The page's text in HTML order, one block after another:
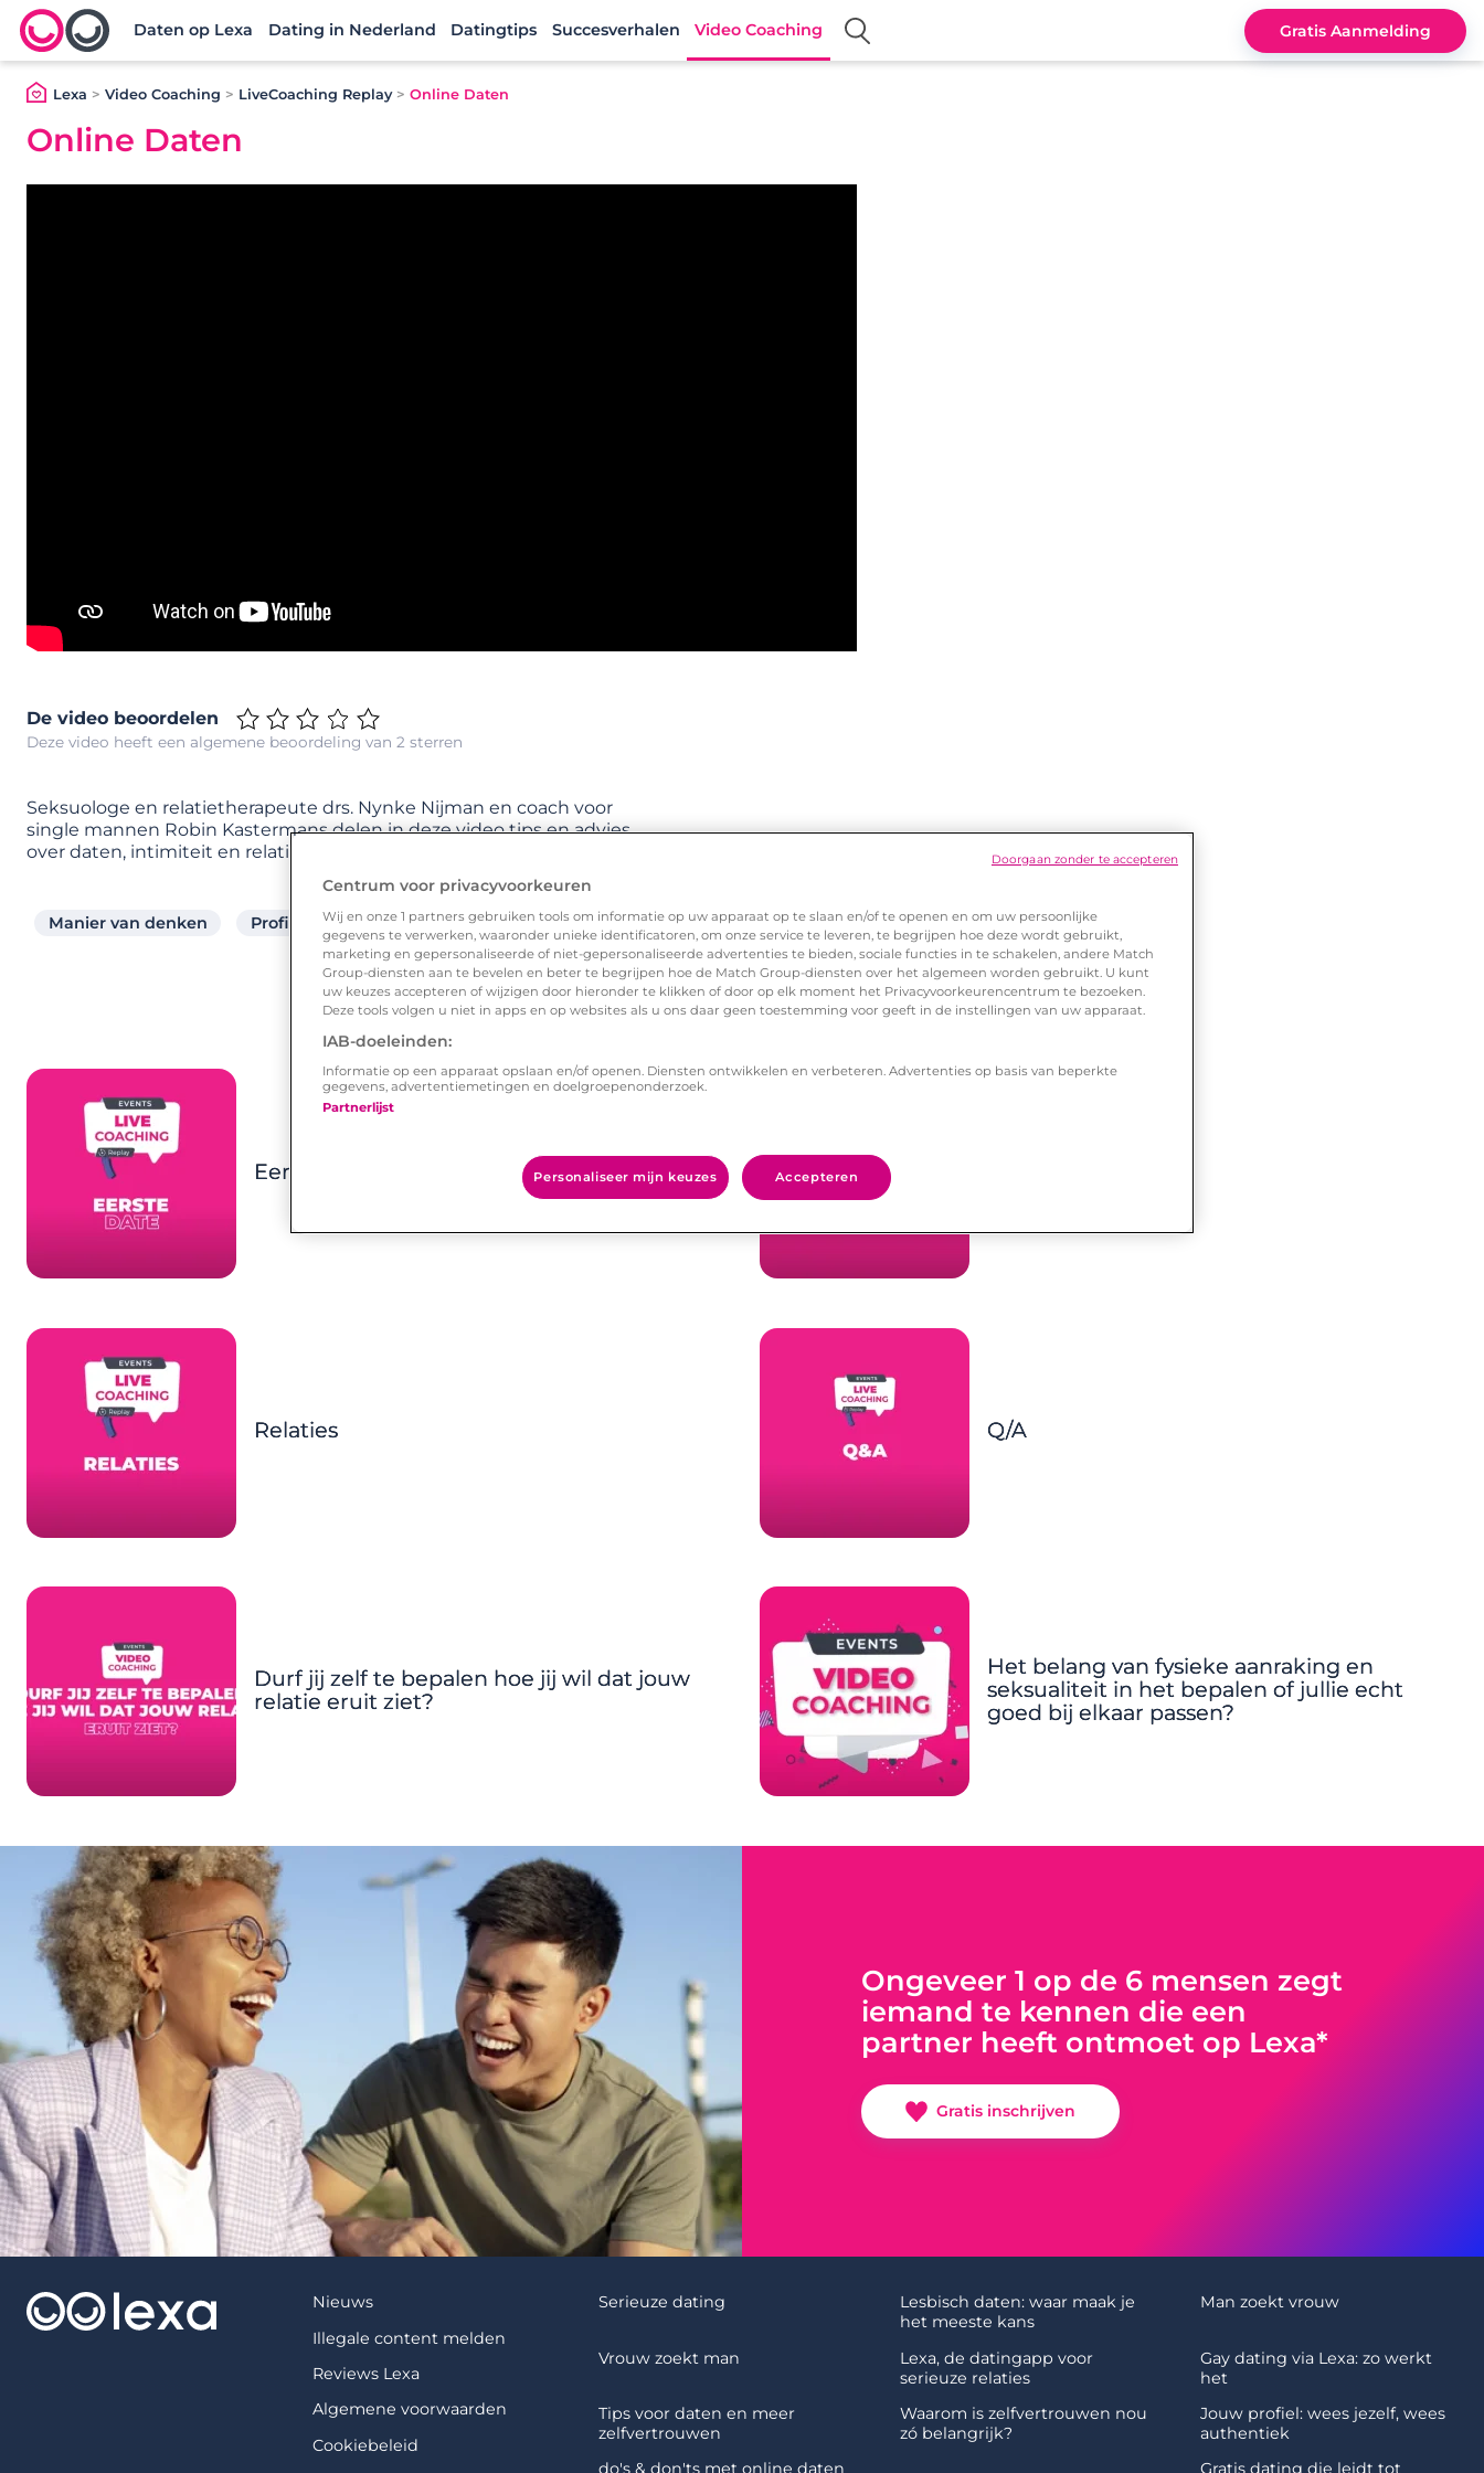
Lexa logo
Daten op Lexa Dating in Nederland Datingtips Succesverhalen Video Coaching Gratis Aanmelding
Lexa > Video Coaching > LiveCoaching Replay > Online Daten
Online Daten
De video beoordelen
Deze video heeft een algemene beoordeling van 2 sterren
Seksuologe en relatietherapeute drs. Nynke Nijman en coach voor
single mannen Robin Kastermans delen in deze video tips en advies
over daten, intimiteit en relaties met je.
Manier van denken Profiel Zelfvertrouwen
Dit vind je misschien ook leuk
Eerste date
Relaties Q/A
Durf jij zelf te bepalen hoe jij wil dat jouw
relatie eruit ziet?
Het belang van fysieke aanraking en
seksualiteit in het bepalen of jullie echt
goed bij elkaar passen?
Ongeveer 1 op de 6 mensen zegt
iemand te kennen die een
partner heeft ontmoet op Lexa*
Gratis inschrijven
Nieuws
Illegale content melden
Reviews Lexa
Algemene voorwaarden
Cookiebeleid
Serieuze dating
Lesbisch daten: waar maak je
het meeste kans
Man zoekt vrouw
Vrouw zoekt man
Lexa, de datingapp voor
serieuze relaties
Gay dating via Lexa: zo werkt
het
Tips voor daten en meer
zelfvertrouwen
Waarom is zelfvertrouwen nou
zó belangrijk?
Jouw profiel: wees jezelf, wees
authentiek
do's & don'ts met online daten
Gratis dating die leidt tot
Centrum voor privacyvoorkeuren
Wij en onze 1 partners gebruiken tools om informatie op uw apparaat op te slaan en/of te openen en om uw persoonlijke
gegevens te verwerken, waaronder unieke identificatoren, om onze service te leveren, te begrijpen hoe deze wordt gebruikt,
marketing en gepersonaliseerde of niet-gepersonaliseerde advertenties te bieden, sociale functies in te schakelen, andere Match
Group-diensten aan te bevelen en beter te begrijpen hoe de Match Group-diensten over het algemeen worden gebruikt. U kunt
uw keuzes accepteren of wijzigen door hieronder te klikken of door op elk moment het Privacyvoorkeurencentrum te bezoeken.
Deze tools volgen u niet in apps en op websites als u ons daar geen toestemming voor geeft in de instellingen van uw apparaat.
IAB-doeleinden:
Informatie op een apparaat opslaan en/of openen. Diensten ontwikkelen en verbeteren. Advertenties op basis van beperkte
gegevens, advertentiemetingen en doelgroepenonderzoek.
Partnerlijst
Personaliseer mijn keuzes Accepteren
Doorgaan zonder te accepteren